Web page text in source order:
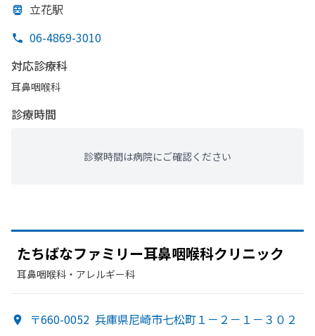
立花駅
06-4869-3010
対応診療科
耳鼻咽喉科
診療時間
診察時間は病院にご確認ください
たちばなファミリー耳鼻咽喉科クリニック
耳鼻咽喉科・​アレルギー科
〒660-0052 兵庫県尼崎市七松町１－２－１－３０２